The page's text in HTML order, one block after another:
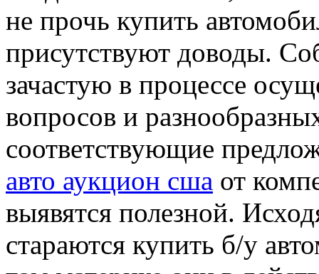
не прочь купить
присутствуют доводы.
зачастую в процессе
вопросов и
соответствующие
авто аукцион сша от
выявятся полезной.
стараются купить б/у